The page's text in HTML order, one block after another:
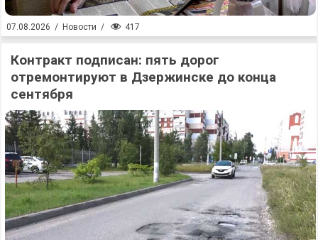
07.08.2026 / Новости / 417
Контракт подписан: пять дорог
отремонтируют в Дзержинске до конца
сентября